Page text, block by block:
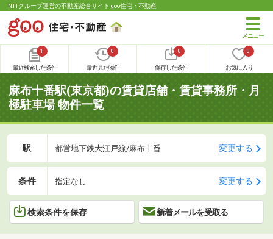
NTTグループ運営の不動産総合サイト goo住宅・不動産
1
最近検索した条件
0
最近見た物件
0
保存した条件
0
お気に入り
麻布十番駅(東京都)の賃貸店舗・賃貸事務所・月
極駐車場 物件一覧
駅 都営地下鉄大江戸線/麻布十番 変更する
条件 指定なし 変更する
検索条件を保存 新着メールを受取る